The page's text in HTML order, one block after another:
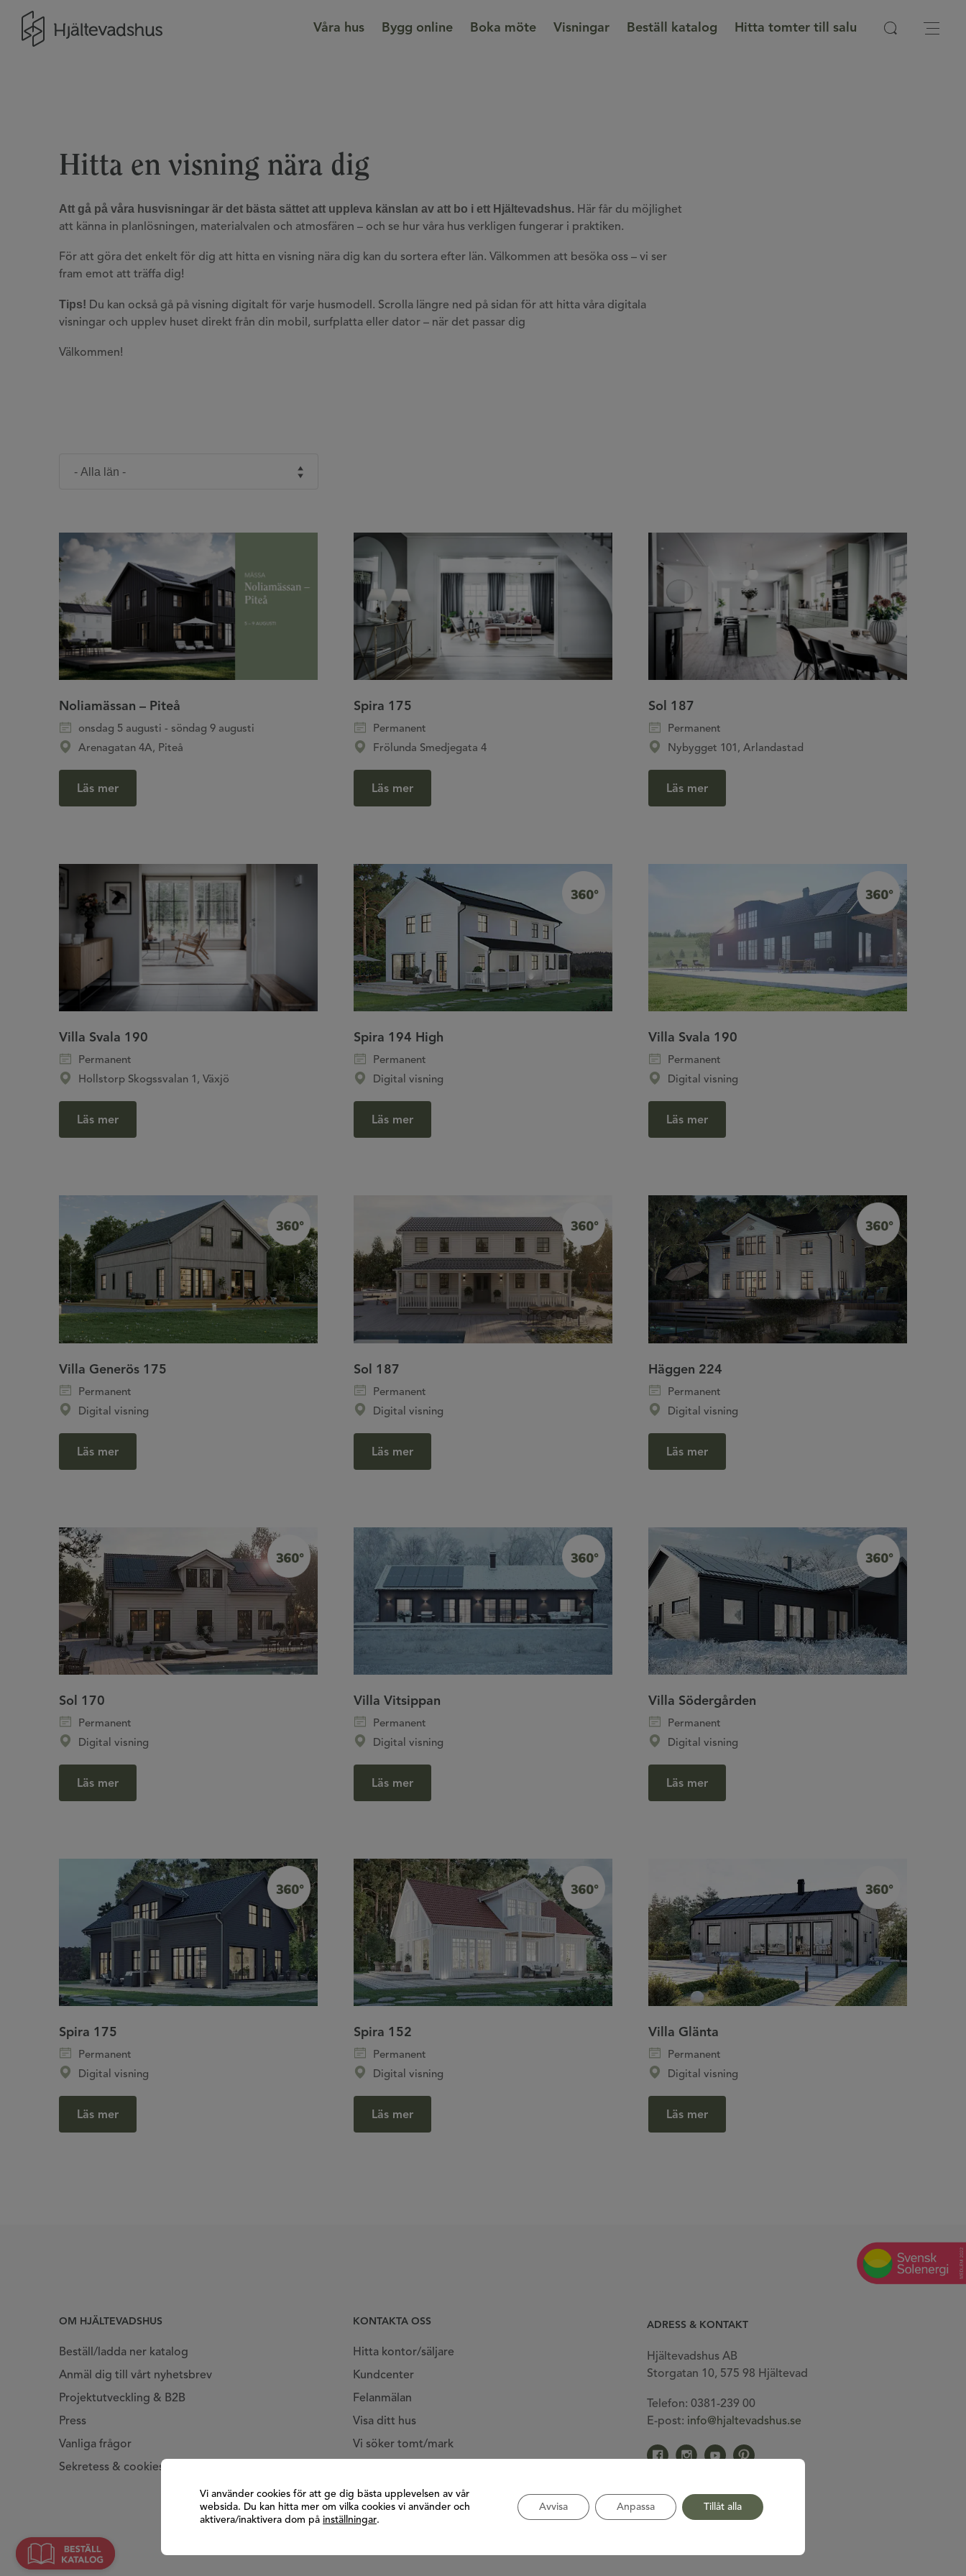
Våra hus Bygg online Boka möte Visningar Beställ katalog Hitta tomter till salu
Hitta en visning nära dig
Att gå på våra husvisningar är det bästa sättet att uppleva känslan av att bo i ett Hjältevadshus. Här får du möjlighet
att känna in planlösningen, materialvalen och atmosfären – och se hur våra hus verkligen fungerar i praktiken.
För att göra det enkelt för dig att hitta en visning nära dig kan du sortera efter län. Välkommen att besöka oss – vi ser
fram emot att träffa dig!
Tips! Du kan också gå på visning digitalt för varje husmodell. Scrolla längre ned på sidan för att hitta våra digitala
visningar och upplev huset direkt från din mobil, surfplatta eller dator – när det passar dig
Välkommen!
Noliamässan – Piteå
onsdag 5 augusti - söndag 9 augusti
Arenagatan 4A, Piteå
Läs mer
Spira 175
Permanent
Frölunda Smedjegata 4
Läs mer
Sol 187
Permanent
Nybygget 101, Arlandastad
Läs mer
Villa Svala 190
Permanent
Hollstorp Skogssvalan 1, Växjö
Läs mer
Spira 194 High
Permanent
Digital visning
Läs mer
Villa Svala 190
Permanent
Digital visning
Läs mer
Villa Generös 175
Permanent
Digital visning
Läs mer
Sol 187
Permanent
Digital visning
Läs mer
Häggen 224
Permanent
Digital visning
Läs mer
Sol 170
Permanent
Digital visning
Läs mer
Villa Vitsippan
Permanent
Digital visning
Läs mer
Villa Södergården
Permanent
Digital visning
Läs mer
Spira 175
Permanent
Digital visning
Läs mer
Spira 152
Permanent
Digital visning
Läs mer
Villa Glänta
Permanent
Digital visning
Läs mer
OM HJÄLTEVADSHUS
Beställ/ladda ner katalog
Anmäl dig till vårt nyhetsbrev
Projektutveckling & B2B
Press
Vanliga frågor
Sekretess & cookies
KONTAKTA OSS
Hitta kontor/säljare
Kundcenter
Felanmälan
Visa ditt hus
Vi söker tomt/mark
ADRESS & KONTAKT
Hjältevadshus AB
Storgatan 10, 575 98 Hjältevad
Telefon: 0381-239 00
E-post: info@hjaltevadshus.se
Gå till vår facebook
Gå till vår Instagram
Gå till vår Youtube
Gå till vår Pinterest
Vi använder cookies för att ge dig bästa upplevelsen av vår
websida. Du kan hitta mer om vilka cookies vi använder och
aktivera/inaktivera dom på inställningar.
Tillåt alla
Avvisa Anpassa